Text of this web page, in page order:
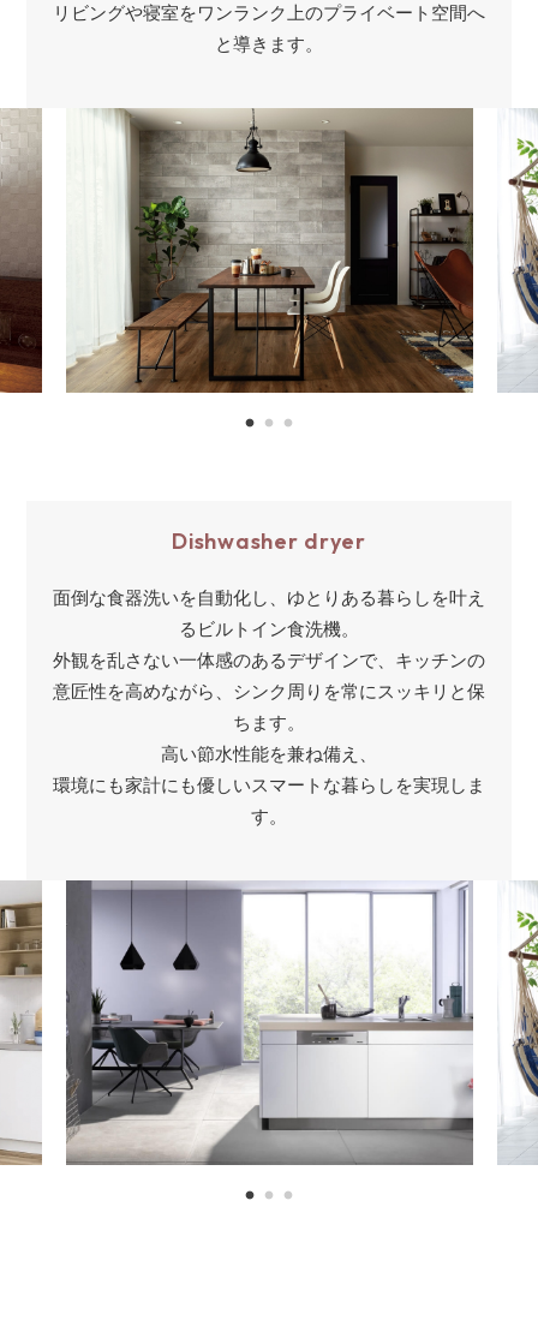
リビングや寝室をワンランク上のプライベート空間へ
と導きます。
Dishwasher dryer
面倒な食器洗いを自動化し、ゆとりある暮らしを叶え
るビルトイン食洗機。
外観を乱さない一体感のあるデザインで、キッチンの
意匠性を高めながら、シンク周りを常にスッキリと保
ちます。
高い節水性能を兼ね備え、
環境にも家計にも優しいスマートな暮らしを実現しま
す。